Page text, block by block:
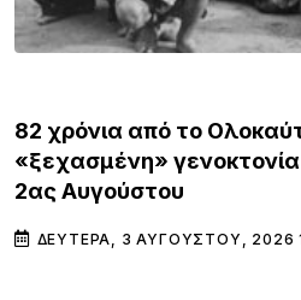
82 χρόνια από το
«ξεχασμένη»
2ας Αυγούστου
ΔΕΥΤΈΡΑ, 3 ΑΥΓΟΎΣΤΟΥ, 2026